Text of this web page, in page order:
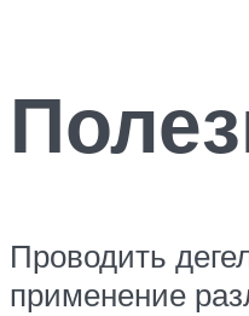
Проводить
применение